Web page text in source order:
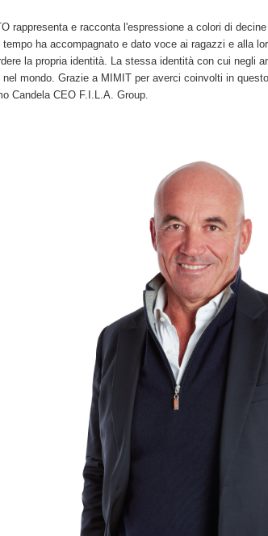
rappresenta e racconta l'espressione a colori di
tempo ha accompagnato e dato voce ai ragazzi e alla
la propria identità. La stessa identità con cui negli
nel mondo. Grazie a MIMIT per averci coinvolti in
Candela CEO F.I.L.A. Group.